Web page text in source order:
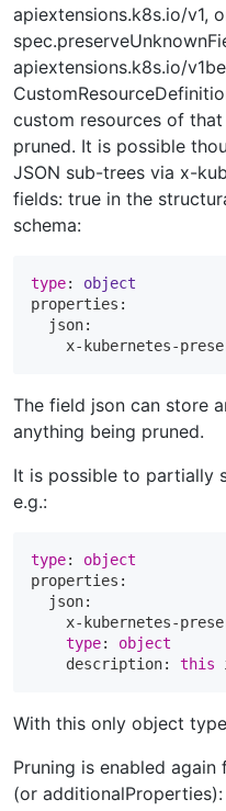
apiextensions.k8s.io/v1,
apiextensions.k8s.io/
custom resources of
pruned. It is possible
JSON sub-trees via x-
fields: true in the
schema:
type: object
properties:
  json:
x-kubernetes-
The field json can store
anything being pruned.
It is possible to partially
e.g.:
type: object
properties:
  json:
x-kubernetes-
type: object
    description:
this
With this only object
Pruning is enabled
(or additionalProperties):